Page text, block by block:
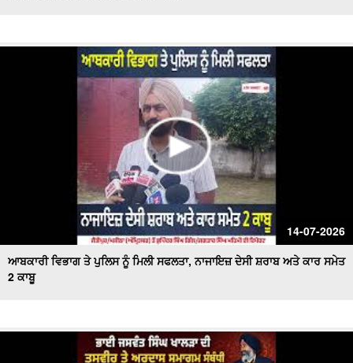
14-07-2026
ਆਬਕਾਰੀ ਵਿਭਾਗ ਤੇ ਪੁਲਿਸ ਨੂੰ ਮਿਲੀ ਸਫਲਤਾ, ਨਾਜਾਇਜ਼ ਦੇਸੀ ਸ਼ਰਾਬ ਅਤੇ ਕਾਰ ਸਮੇਤ
2 ਕਾਬੂ